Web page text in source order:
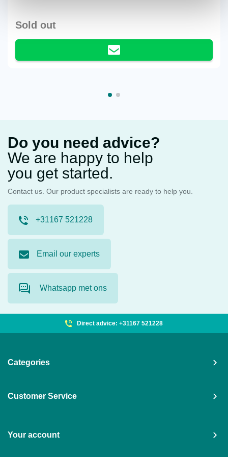
Sold out
Do you need advice?
We are happy to help
you get started.
Contact us. Our product specialists are ready to help you.
+31167 521228
Email our experts
Whatsapp met ons
Direct advice: +31167 521228
Categories
Customer Service
Your account